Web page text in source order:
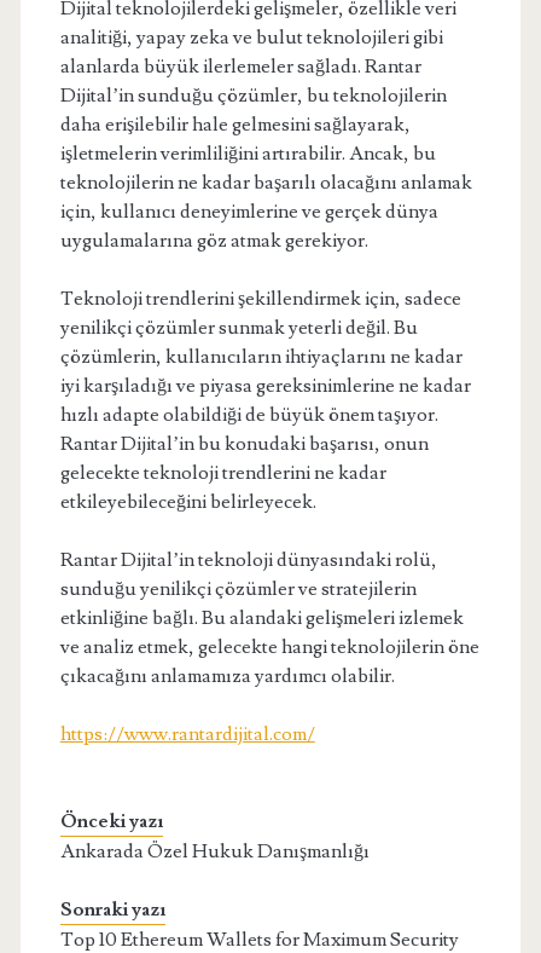
Dijital teknolojilerdeki gelişmeler, özellikle veri
analitiği, yapay zeka ve bulut teknolojileri gibi
alanlarda büyük ilerlemeler sağladı. Rantar
Dijital’in sunduğu çözümler, bu teknolojilerin
daha erişilebilir hale gelmesini sağlayarak,
işletmelerin verimliliğini artırabilir. Ancak, bu
teknolojilerin ne kadar başarılı olacağını anlamak
için, kullanıcı deneyimlerine ve gerçek dünya
uygulamalarına göz atmak gerekiyor.
Teknoloji trendlerini şekillendirmek için, sadece
yenilikçi çözümler sunmak yeterli değil. Bu
çözümlerin, kullanıcıların ihtiyaçlarını ne kadar
iyi karşıladığı ve piyasa gereksinimlerine ne kadar
hızlı adapte olabildiği de büyük önem taşıyor.
Rantar Dijital’in bu konudaki başarısı, onun
gelecekte teknoloji trendlerini ne kadar
etkileyebileceğini belirleyecek.
Rantar Dijital’in teknoloji dünyasındaki rolü,
sunduğu yenilikçi çözümler ve stratejilerin
etkinliğine bağlı. Bu alandaki gelişmeleri izlemek
ve analiz etmek, gelecekte hangi teknolojilerin öne
çıkacağını anlamamıza yardımcı olabilir.
https://www.rantardijital.com/
Önceki yazı
Ankarada Özel Hukuk Danışmanlığı
Sonraki yazı
Top 10 Ethereum Wallets for Maximum Security